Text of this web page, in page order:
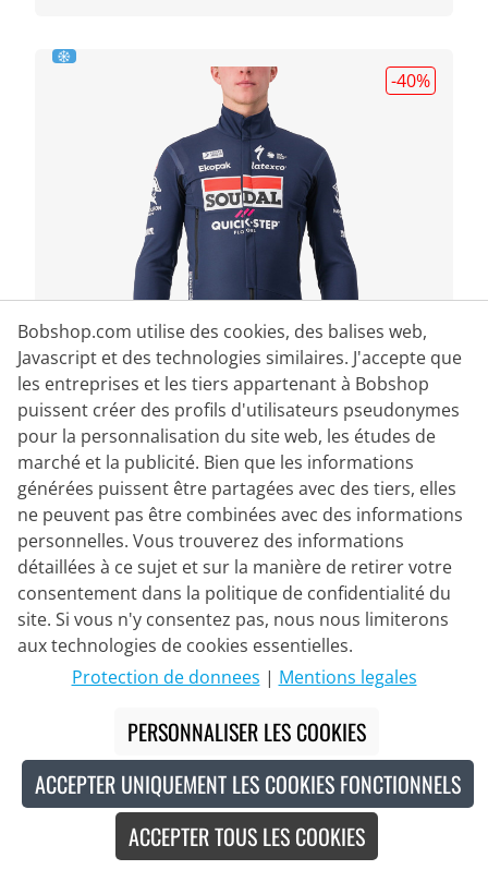
-40%
CASTELLI
Light Jacket Perfetto RoS 2 SOUDAL
QUICK-STEP 2023
155,95 € 259,95 € #
-60
Bobshop.com utilise des cookies, des balises web,
Javascript et des technologies similaires. J'accepte que
les entreprises et les tiers appartenant à Bobshop
puissent créer des profils d'utilisateurs pseudonymes
pour la personnalisation du site web, les études de
marché et la publicité. Bien que les informations
générées puissent être partagées avec des tiers, elles
ne peuvent pas être combinées avec des informations
personnelles. Vous trouverez des informations
détaillées à ce sujet et sur la manière de retirer votre
consentement dans la politique de confidentialité du
site. Si vous n'y consentez pas, nous nous limiterons
aux technologies de cookies essentielles.
Protection de donnees | Mentions legales
PERSONNALISER LES COOKIES
ACCEPTER UNIQUEMENT LES COOKIES FONCTIONNELS
ACCEPTER TOUS LES COOKIES